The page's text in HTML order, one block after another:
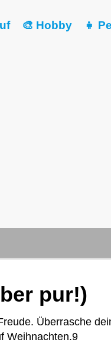
🎨 Hobby 👧
pur!)
Überrasche
Weihnachten.9